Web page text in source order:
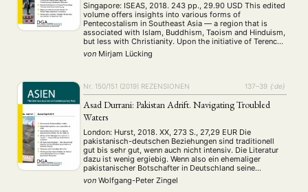
Singapore: ISEAS, 2018. 243 pp., 29.90 USD This edited
volume offers insights into various forms of
Pentecostalism in Southeast Asia — a region that is
associated with Islam, Buddhism, Taoism and Hinduism,
but less with Christianity. Upon the initiative of Terence
Chong, deputy director at the ISEAS — Yusof Ishak
Institute, Singapore, the book contains …
von Mirjam Lücking
Nr. 150/151 (2019) REZENSIONEN 137–39 {:de}
Asad Durrani: Pakistan Adrift. Navigating Troubled
Waters
London: Hurst, 2018. XX, 273 S., 27,29 EUR Die
pakistanisch-deutschen Beziehungen sind traditionell
gut bis sehr gut, wenn auch nicht intensiv. Die Literatur
dazu ist wenig ergiebig. Wenn also ein ehemaliger
pakistanischer Botschafter in Deutschland seine
Autobiografie vorlegt, sollte sie von besonderem
Interesse sein. Generalleutnant Mohammad Asad Durrani
von Wolfgang-Peter Zingel